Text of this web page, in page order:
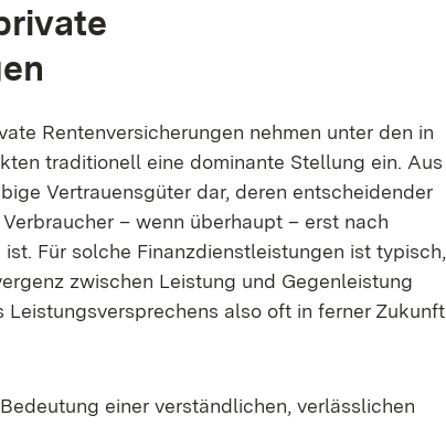
Rentenversicherungen nehmen unter den in
traditionell eine dominante Stellung ein. Aus
Vertrauensgüter dar, deren entscheidender
– wenn überhaupt – erst nach
Für solche Finanzdienstleistungen ist typisch,
zwischen Leistung und Gegenleistung
also oft in ferner Zukunft
einer verständlichen, verlässlichen